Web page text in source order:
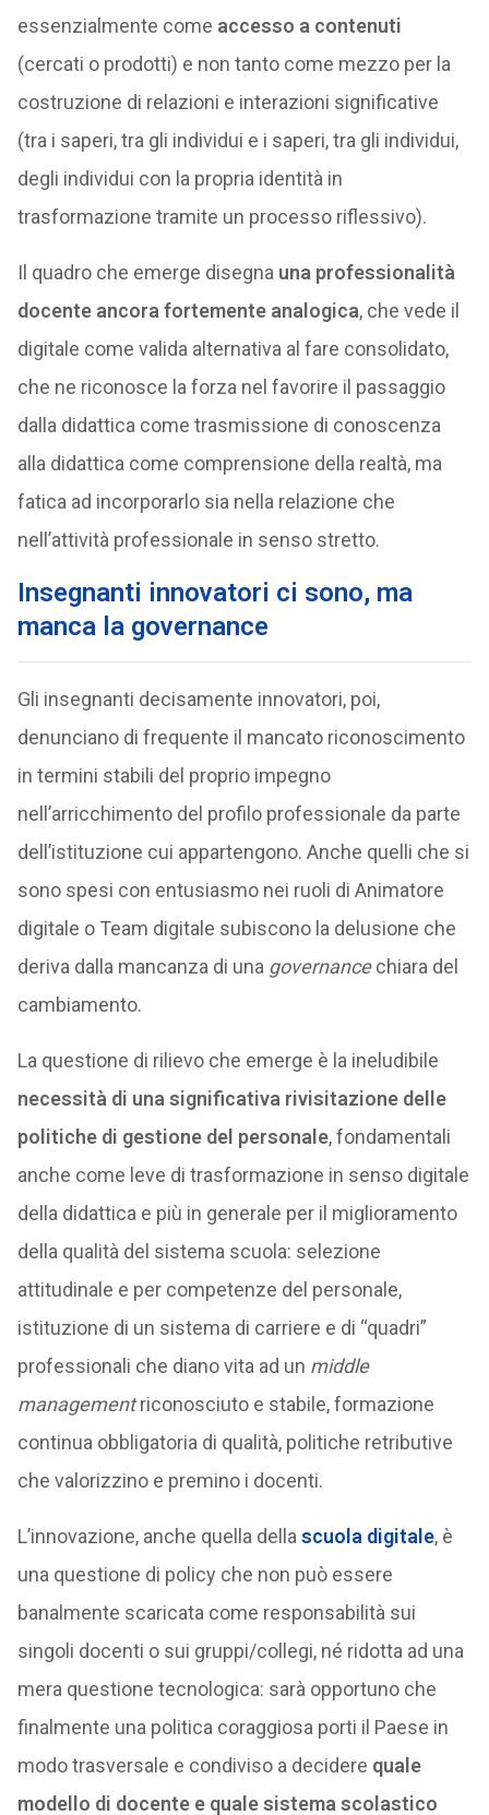
essenzialmente come accesso a contenuti
(cercati o prodotti) e non tanto come mezzo per la
costruzione di relazioni e interazioni significative
(tra i saperi, tra gli individui e i saperi, tra gli individui,
degli individui con la propria identità in
trasformazione tramite un processo riflessivo).
Il quadro che emerge disegna una professionalità
docente ancora fortemente analogica, che vede il
digitale come valida alternativa al fare consolidato,
che ne riconosce la forza nel favorire il passaggio
dalla didattica come trasmissione di conoscenza
alla didattica come comprensione della realtà, ma
fatica ad incorporarlo sia nella relazione che
nell’attività professionale in senso stretto.
Insegnanti innovatori ci sono, ma
manca la governance
Gli insegnanti decisamente innovatori, poi,
denunciano di frequente il mancato riconoscimento
in termini stabili del proprio impegno
nell’arricchimento del profilo professionale da parte
dell’istituzione cui appartengono. Anche quelli che si
sono spesi con entusiasmo nei ruoli di Animatore
digitale o Team digitale subiscono la delusione che
deriva dalla mancanza di una governancechiara del
cambiamento.
La questione di rilievo che emerge è la ineludibile
necessità di una significativa rivisitazione delle
politiche di gestione del personale, fondamentali
anche come leve di trasformazione in senso digitale
della didattica e più in generale per il miglioramento
della qualità del sistema scuola: selezione
attitudinale e per competenze del personale,
istituzione di un sistema di carriere e di “quadri”
professionali che diano vita ad un middle
managementriconosciuto e stabile, formazione
continua obbligatoria di qualità, politiche retributive
che valorizzino e premino i docenti.
L’innovazione, anche quella della scuola digitale, è
una questione di policy che non può essere
banalmente scaricata come responsabilità sui
singoli docenti o sui gruppi/collegi, né ridotta ad una
mera questione tecnologica: sarà opportuno che
finalmente una politica coraggiosa porti il Paese in
modo trasversale e condiviso a decidere quale
modello di docente e quale sistema scolastico